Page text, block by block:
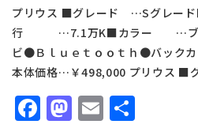
プリウス ■グレード …Sグレ
行 …7.1万K■カラー …ブラ
ビ●Ｂｌｕｅｔｏｏｔｈ●バッ
本体価格…￥498,000 プリウス ■
Facebook
Mastodon
Email